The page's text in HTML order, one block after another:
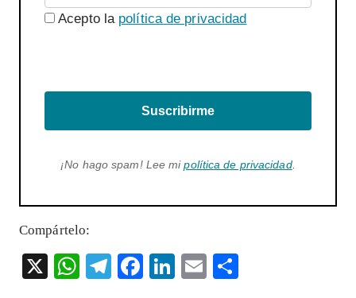
Acepto la política de privacidad
Suscribirme
¡No hago spam! Lee mipolítica de privacidad.
Compártelo:
X
W T
F
Li E